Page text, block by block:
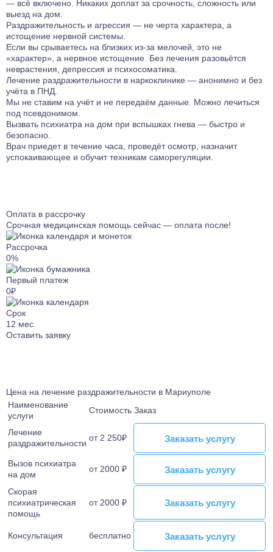
Лечение от ЛСД
Лечение от Мефедрона
Лечение от Лирики
Лечение от Экстази
Лечение от Фенозепама
Лечение от Бутирата
Лечение от Кокаина
Лечение от Героина
Консультация нарколога
Лечение от Дезоморфина
Лечение от Кетамина
Лечение от Эфедрина
Лечение от Трамадола
Лечение от Метадона
Лечение от Габапентина
Ресоциализация наркозависимых
Кодирование Агломиналом
Электроимпульсная терапия
Кодирование Током
Кодирование Селинкро
Кодирование Колме
Кодирование SITMST
Витамерц Депо
Алкоблокада
Кодирование Актоплекс
Кодирование от курения
Лечение биполярного расстройства
Лечение панических атак
Лечение раздражительности
Лечение ПТСР
Лечение гиперактивности
Лечение деменции
Лечение дистимии
Лечение энуреза
Лечение мигрени
Лечение неврастении
Лечение энкопреза
Лечение СДВГ
Лечение социопатии
Лечение булимии
Лечение сонливости
Лечение анорексии
Лечение созависимости
Лечение зависимости от ставок на спорт
Лечение послеродовой депрессии
Лечение алекситимии
Лечение астении
Лечение истерических расстройств
— всё включено. Никаких доплат за срочность, сложность или
выезд на дом.
Раздражительность и агрессия — не черта характера, а
истощение нервной системы.
Если вы срываетесь на близких из-за мелочей, это не
«характер», а нервное истощение. Без лечения разовьётся
неврастения, депрессия и психосоматика.
Лечение раздражительности в наркоклинике — анонимно и без
учёта в ПНД.
Мы не ставим на учёт и не передаём данные. Можно лечиться
под псевдонимом.
Вызвать психиатра на дом при вспышках гнева — быстро и
безопасно.
Врач приедет в течение часа, проведёт осмотр, назначит
успокаивающее и обучит техникам саморегуляции.
Оплата в рассрочку
Срочная медицинская помощь сейчас — оплата после!
Рассрочка
0%
Первый платеж
0₽
Срок
12 мес.
Оставить заявку
Цена на лечение раздражительности в Мариуполе
Наименование
услуги
Стоимость Заказ
Лечение
раздражительности
от 2 250₽ Заказать услугу
Заказать услугу
Вызов психиатра
на дом
от 2000 ₽ Заказать услугу
Заказать услугу
Скорая
психиатрическая
помощь
от 2000 ₽ Заказать услугу
Заказать услугу
Консультация бесплатно Заказать услугу
Заказать услугу